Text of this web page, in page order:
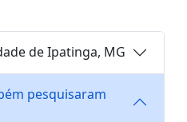
de Ipatinga, MG
pesquisaram